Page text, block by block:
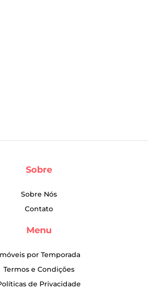
Sobre
Sobre Nós
Contato
Menu
por Temporada
Termos e Condições
de Privacidade